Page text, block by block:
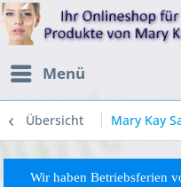
Menü
Übersicht Mary Kay
Wir haben Betriebsferien